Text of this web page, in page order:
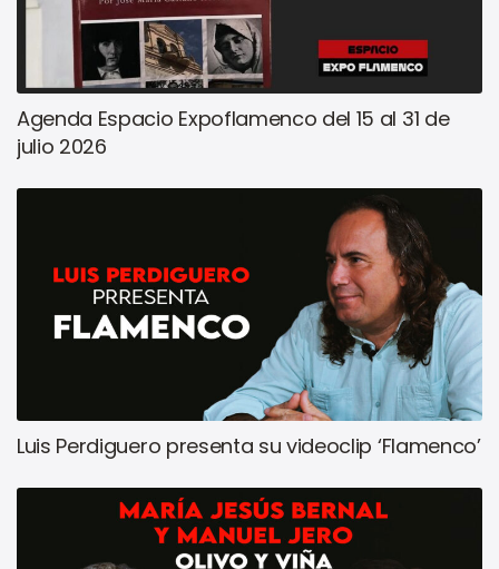
Agenda Espacio Expoflamenco del 15 al 31 de
julio 2026
Luis Perdiguero presenta su videoclip ‘Flamenco’